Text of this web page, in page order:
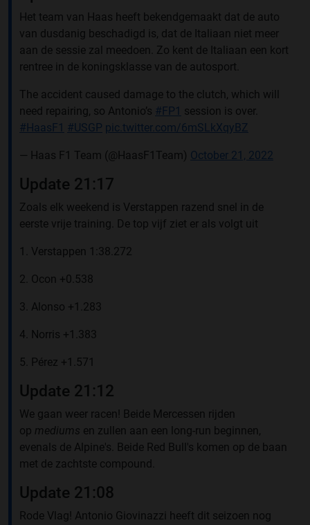
Het team van Haas heeft bekendgemaakt dat de auto
van dusdanig beschadigd is, dat de Italiaan niet meer
aan de sessie zal meedoen. Zo kent de Italiaan een kort
rentree in de koningsklasse van de autosport.
The accident caused damage to the clutch, which will
need repairing, so Antonio’s #FP1 session is over.
#HaasF1 #USGP pic.twitter.com/6mSLkXqyBZ
— Haas F1 Team (@HaasF1Team) October 21, 2022
Update 21:17
Zoals elk weekend is Verstappen razend snel in de
eerste vrije training. De top vijf ziet er als volgt uit
1. Verstappen 1:38.272
2. Ocon +0.538
3. Alonso +1.283
4. Norris +1.383
5. Pérez +1.571
Update 21:12
We gaan weer racen! Beide Mercessen rijden
op mediums en zullen aan een long-run beginnen,
evenals de Alpine's. Beide Red Bull's komen op de baan
met de zachtste compound.
Update 21:08
Rode Vlag! Antonio Giovinazzi heeft dit seizoen nog